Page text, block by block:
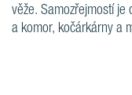
věže. Samozřejmostí
a komor, kočárkárny a